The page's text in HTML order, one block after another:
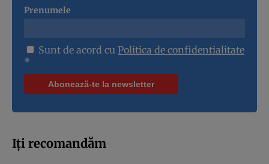
Prenumele
Sunt de acord cu Politica de confidentialitate
*
Iți recomandăm